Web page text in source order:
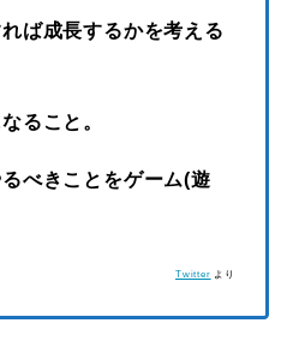
ば成長するかを考える
ること。
べきことをゲーム(遊
Twitter より